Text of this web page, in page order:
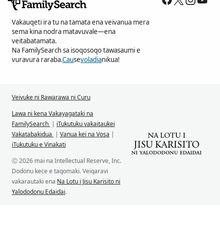
Vakauqeti ira tu na tamata ena veivanua mera
sema kina nodra matavuvale—ena
veitabatamata.
Na FamilySearch sa isoqosoqo tawasaumi e
vuravura raraba.Causevoladianikua!
Veivuke ni Rawarawa ni Curu
Lawa ni kena Vakayagataki na
FamilySearch | iTukutuku vakaitaukei
Vakatabakidua | Vanua kei na Vosa |
iTukutuku e Vinakati
Ⓒ 2026 mai na Intellectual Reserve, Inc.
Dodonu kece e taqomaki. Veiqaravi
vakarautaki ena Na Lotu i Jisu Karisito ni
Yalododonu Edaidai.